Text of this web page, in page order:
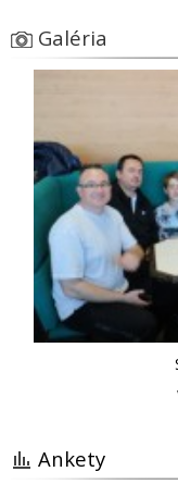
Galéria
Ankety